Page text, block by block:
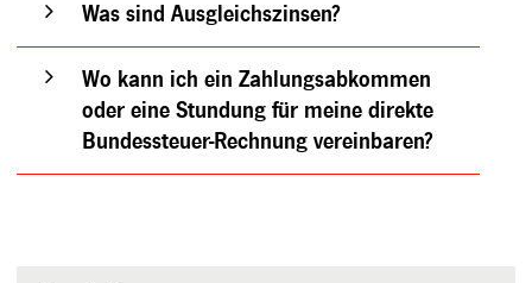
Was sind Ausgleichszinsen?
Wo kann ich ein Zahlungsabkommen
oder eine Stundung für meine direkte
Bundessteuer-Rechnung vereinbaren?